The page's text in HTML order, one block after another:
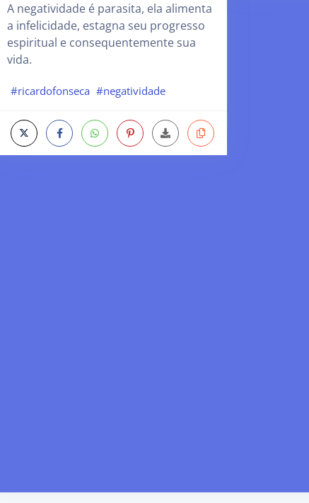
A negatividade é parasita, ela alimenta
a infelicidade, estagna seu progresso
espiritual e consequentemente sua
vida.
#ricardofonseca #negatividade